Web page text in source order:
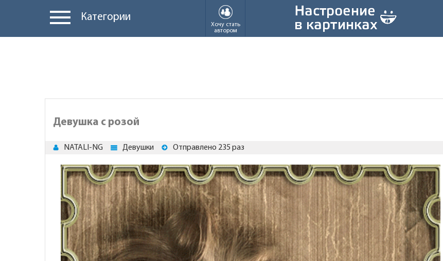
Категории
Хочу стать
автором
Девушка с розой
NATALI-NG Девушки Отправлено 235 раз